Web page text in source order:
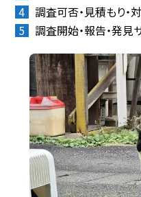
調査可否・見積もり・
調査開始・報告・発見